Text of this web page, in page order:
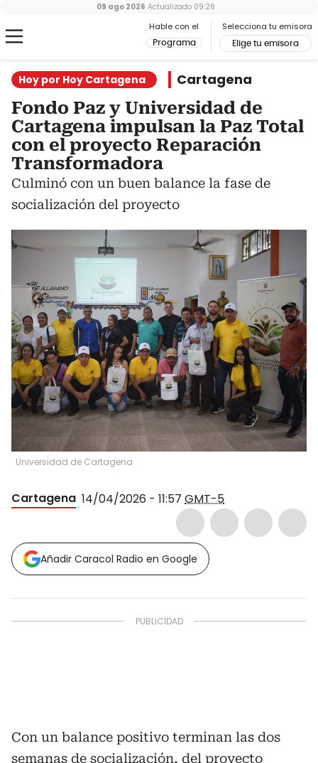
Hable con el
Programa
Selecciona tu emisora
Elige tu emisora
09 ago 2026 Actualizado 09:26
Hoy por Hoy Cartagena Cartagena
Fondo Paz y Universidad de
Cartagena impulsan la Paz Total
con el proyecto Reparación
Transformadora
Culminó con un buen balance la fase de
socialización del proyecto
Universidad de Cartagena
Cartagena 14/04/2026 - 11:57 GMT-5
Añadir Caracol Radio en Google
Con un balance positivo terminan las dos
semanas de socialización, del proyecto